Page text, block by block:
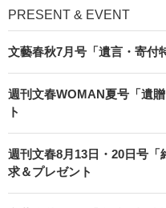
PRESENT & EVENT
文藝春秋7月号「遺言・寄付
週刊文春WOMAN夏号「遺
ト
週刊文春8月13日・20日号
求＆プレゼント